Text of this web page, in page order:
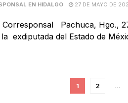
EN HIDALGO 27 DE MAYO DE
Corresponsal Pachuca, Hgo.,
exdiputada del Estado de
1 2 …